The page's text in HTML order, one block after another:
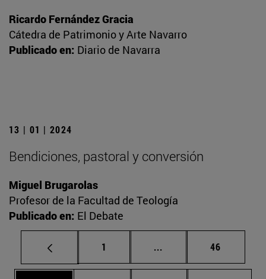
Ricardo Fernández Gracia
Cátedra de Patrimonio y Arte Navarro
Publicado en: Diario de Navarra
13 | 01 | 2024
Bendiciones, pastoral y conversión
Miguel Brugarolas
Profesor de la Facultad de Teología
Publicado en: El Debate
Página
1 ... Páginas intermedias
Página
46